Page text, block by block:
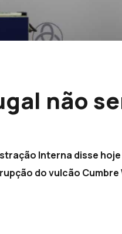
não
Interna disse
do vulcão